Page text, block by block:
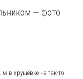
— фото
в хрущёвке не так-то